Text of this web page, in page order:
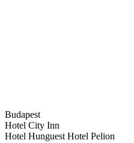
Budapest
Hotel City Inn
Hotel Hunguest Hotel Pelion